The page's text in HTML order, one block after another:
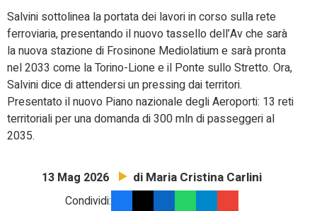
Salvini sottolinea la portata dei lavori in corso sulla rete
ferroviaria, presentando il nuovo tassello dell’Av che sarà
la nuova stazione di Frosinone Mediolatium e sarà pronta
nel 2033 come la Torino-Lione e il Ponte sullo Stretto. Ora,
Salvini dice di attendersi un pressing dai territori.
Presentato il nuovo Piano nazionale degli Aeroporti: 13 reti
territoriali per una domanda di 300 mln di passeggeri al
2035.
13 Mag 2026 di Maria Cristina Carlini
Condividi: